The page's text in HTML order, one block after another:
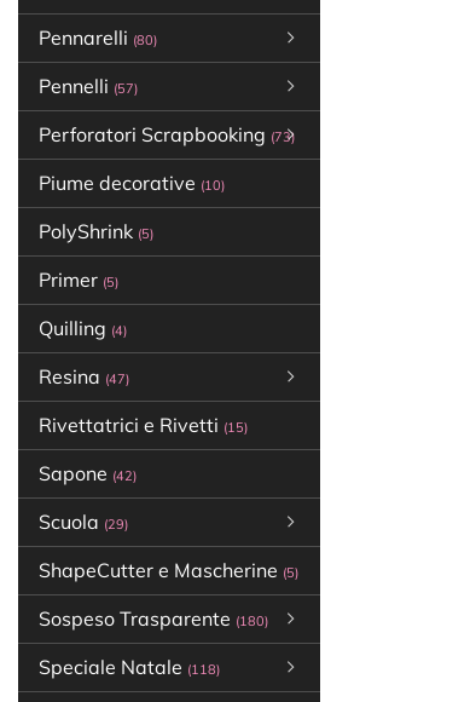
Pennarelli (80)
Pennelli (57)
Perforatori Scrapbooking (73)
Piume decorative (10)
PolyShrink (5)
Primer (5)
Quilling (4)
Resina (47)
Rivettatrici e Rivetti (15)
Sapone (42)
Scuola (29)
ShapeCutter e Mascherine (5)
Sospeso Trasparente (180)
Speciale Natale (118)